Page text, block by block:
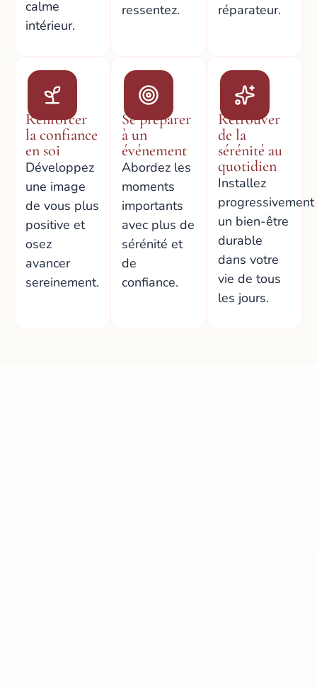
calme
intérieur.
ressentez. réparateur.
Renforcer
la confiance
en soi
Développez
une image
de vous plus
positive et
osez
avancer
sereinement.
Se préparer
à un
événement
Abordez les
moments
importants
avec plus de
sérénité et
de
confiance.
Retrouver
de la
sérénité au
quotidien
Installez
progressivement
un bien-être
durable
dans votre
vie de tous
les jours.